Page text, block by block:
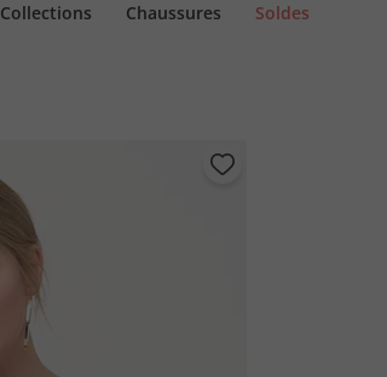
Collections Chaussures Soldes